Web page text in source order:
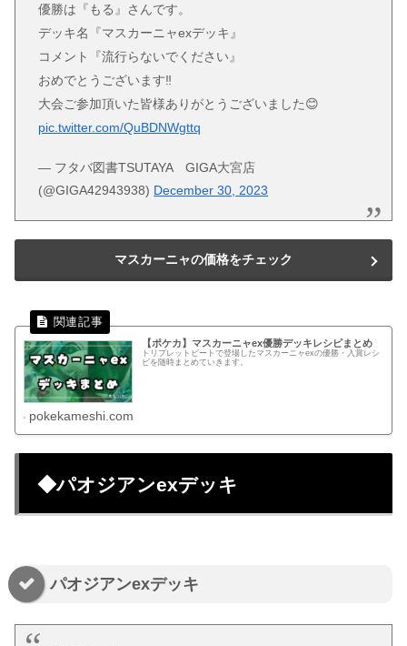
優勝は『もる』さんです。
デッキ名『マスカーニャexデッキ』
コメント『流行らないでください』
おめでとうございます‼︎
大会ご参加頂いた皆様ありがとうございました😊
pic.twitter.com/QuBDNWgttq
— フタバ図書TSUTAYA GIGA大宮店
(@GIGA42943938) December 30, 2023
マスカーニャの価格をチェック
【ポケカ】マスカーニャex優勝デッキレシピまとめ
トリプレットビートで登場したマスカーニャexの優勝・入賞レシ
ピを随時まとめていきます。
pokekameshi.com
◆パオジアンexデッキ
パオジアンexデッキ